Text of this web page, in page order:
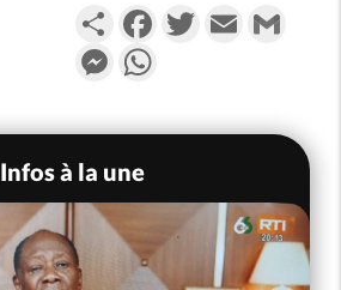
PartagerFacebookTwitterEmail
Messenger
Infos à la une